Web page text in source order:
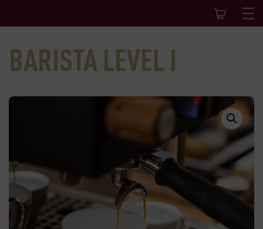
BARISTA LEVEL I